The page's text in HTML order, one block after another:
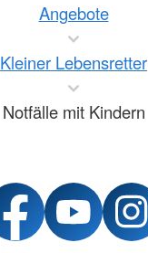
Angebote
Kleiner Lebensretter
Notfälle mit Kindern